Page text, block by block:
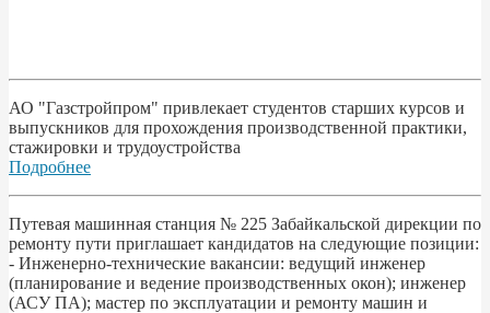
АО "Газстройпром" привлекает студентов старших курсов и
выпускников для прохождения производственной практики,
стажировки и трудоустройства
Подробнее
Путевая машинная станция № 225 Забайкальской дирекции по
ремонту пути приглашает кандидатов на следующие позиции:
- Инженерно-технические вакансии: ведущий инженер
(планирование и ведение производственных окон); инженер
(АСУ ПА); мастер по эксплуатации и ремонту машин и